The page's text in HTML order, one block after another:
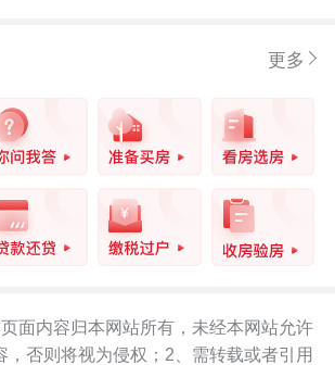
更多
面内容归本网站所有，未经本网站允许
，否则将视为侵权；2、需转载或者引用